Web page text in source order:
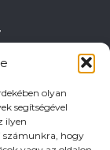
olyan
segítségével
ilyen
számunkra, hogy